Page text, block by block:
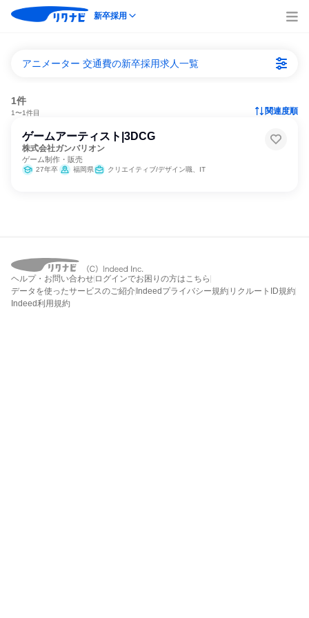
新卒採用
アニメーター 交通費の新卒採用求人一覧
1件
1〜1件目 関連度順
ゲームアーティスト|3DCG
株式会社ガンバリオン
ゲーム制作・販売
27年卒 福岡県 クリエイティブ/デザイン職、IT
ヘルプ・お問い合わせ ログインでお困りの方はこちら
データを使ったサービスのご紹介 Indeedプライバシー規約 リクルートID規約
Indeed利用規約